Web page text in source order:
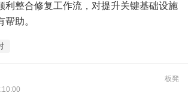
利整合修复工作流，对提升关键基础设施
助。
板凳